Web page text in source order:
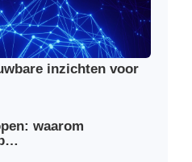
inzichten voor
waarom